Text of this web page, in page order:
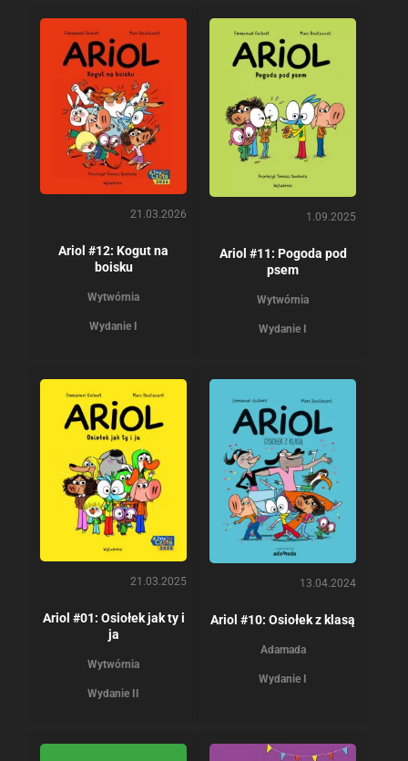
21.03.2026
Ariol #12: Kogut na
boisku
Wytwórnia
Wydanie I
1.09.2025
Ariol #11: Pogoda pod
psem
Wytwórnia
Wydanie I
21.03.2025
Ariol #01: Osiołek jak ty i
ja
Wytwórnia
Wydanie II
13.04.2024
Ariol #10: Osiołek z klasą
Adamada
Wydanie I